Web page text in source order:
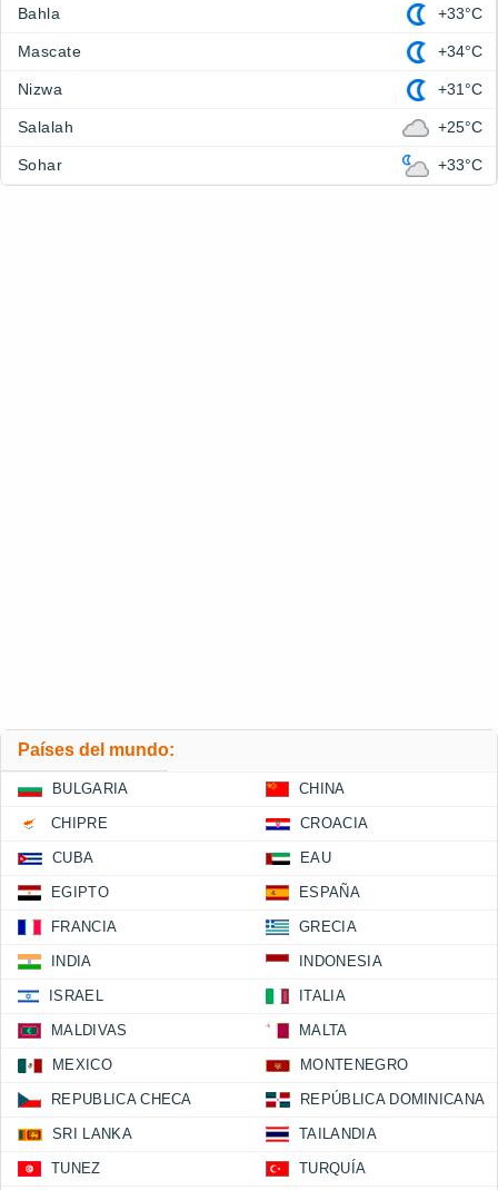
Bahla +33°C
Mascate +34°C
Nizwa +31°C
Salalah +25°C
Sohar +33°C
Países del mundo:
BULGARIA CHINA
CHIPRE CROACIA
CUBA EAU
EGIPTO ESPAÑA
FRANCIA GRECIA
INDIA INDONESIA
ISRAEL ITALIA
MALDIVAS MALTA
MEXICO MONTENEGRO
REPUBLICA CHECA REPÚBLICA DOMINICANA
SRI LANKA TAILANDIA
TUNEZ TURQUÍA